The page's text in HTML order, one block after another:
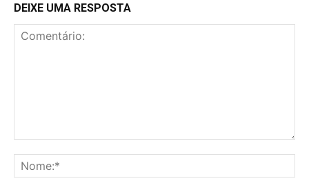
DEIXE UMA RESPOSTA